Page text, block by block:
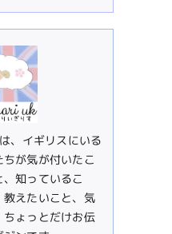
、イギリスにいる
が気が付いたこ
知っているこ
教えたいこと、気
ょっとだけお伝